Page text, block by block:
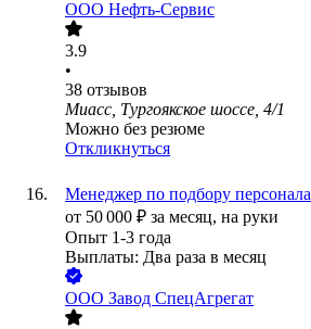
ООО Нефть-Сервис
3.9
•
38 отзывов
Миасс, Тургоякское шоссе, 4/1
Можно без резюме
Откликнуться
Менеджер по подбору персонала
от 50 000 ₽ за месяц, на руки
Опыт 1-3 года
Выплаты: Два раза в месяц
ООО Завод СпецАгрегат